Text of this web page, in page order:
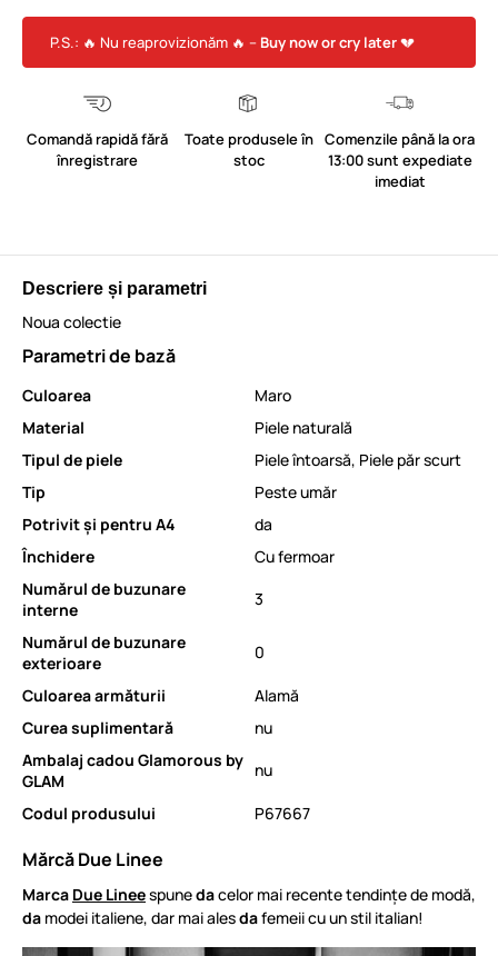
P.S.: 🔥 Nu reaprovizionăm 🔥 – Buy now or cry later💔
Comandă rapidă fără
înregistrare
Toate produsele în
stoc
Comenzile până la ora
13:00 sunt expediate
imediat
Descriere și parametri
Noua colectie
Parametri de bază
Culoarea
Maro
Material
Piele naturală
Tipul de piele
Piele întoarsă, Piele păr scurt
Tip
Peste umăr
Potrivit și pentru A4
da
Închidere
Cu fermoar
Numărul de buzunare
interne
3
Numărul de buzunare
exterioare
0
Culoarea armăturii
Alamă
Curea suplimentară
nu
Ambalaj cadou Glamorous by
GLAM
nu
Codul produsului P67667
Mărcă Due Linee
Marca Due Lineespunedacelor mai recente tendințe de modă,
da modei italiene, dar mai alesdafemeii cu un stil italian!